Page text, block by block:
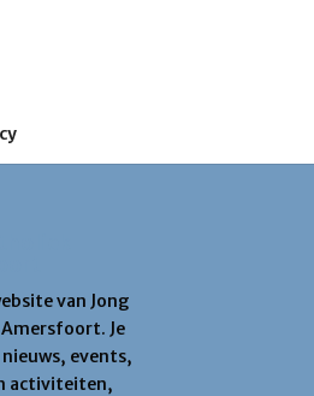
van Jong
Je
events,
activiteiten,